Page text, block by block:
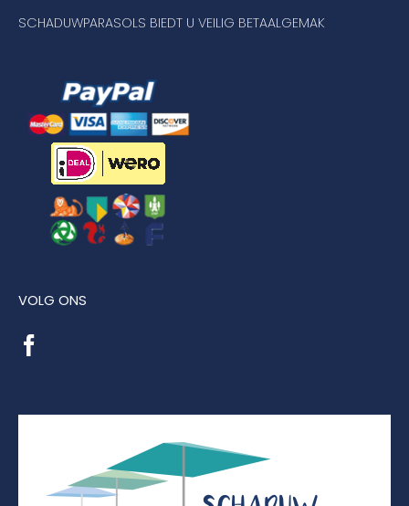
SCHADUWPARASOLS BIEDT U VEILIG BETAALGEMAK
VOLG ONS